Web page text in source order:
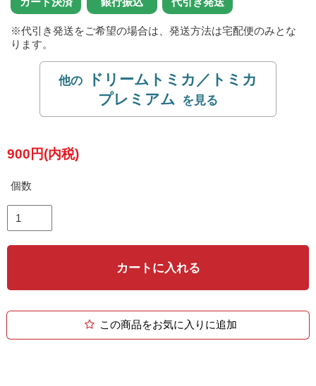
※代引き発送をご希望の場合は、発送方法は宅配便のみとな
ります。
ドリームトミカ／トミカ
プレミアム
900円(内税)
個数
カートに入れる
この商品をお気に入りに追加